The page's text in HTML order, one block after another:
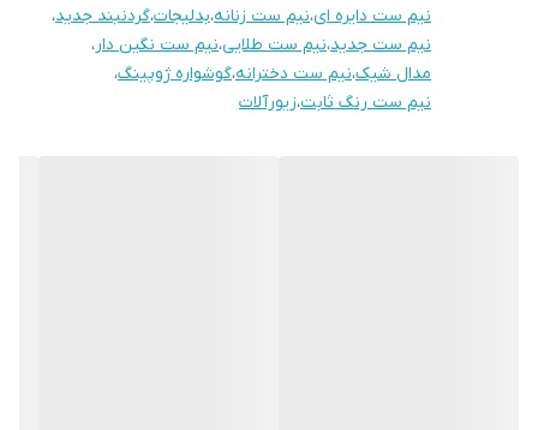
نیم ست دایره ای،نیم ست زنانه،بدلیجات،گردنبند جدید،
نیم ست جدید،نیم ست طلایی،نیم ست نگین دار،
مدال شیک،نیم ست دخترانه،گوشواره ژوپینگ،
نیم ست رنگ ثابت،زیورآلات